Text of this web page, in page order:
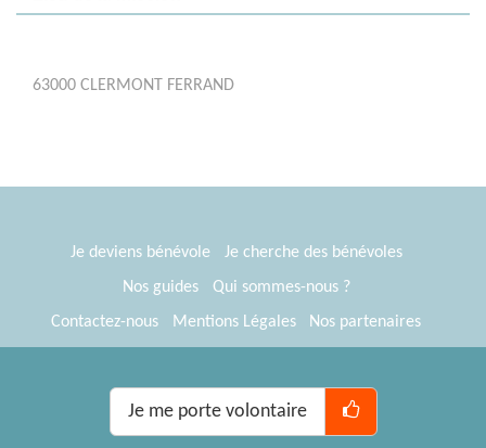
63000 CLERMONT FERRAND
Je me porte volontaire
Je deviens bénévole
Je cherche des bénévoles
Nos guides
Qui sommes-nous ?
Contactez-nous
Mentions Légales
Nos partenaires
® Tous Bénévoles 2012-2026
Webkast